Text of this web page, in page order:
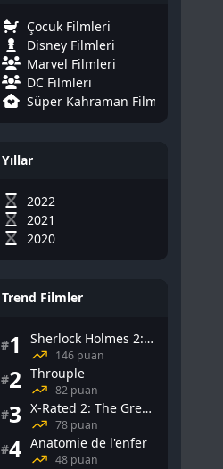
Çocuk Filmleri
Disney Filmleri
Marvel Filmleri
DC Filmleri
Süper Kahraman Filmleri
Yıllar
2022
2021
2020
Trend Filmler
#1 Sherlock Holmes 2: Gölge Oyunları
146 puan
#2 Throuple
82 puan
#3 X-Rated 2: The Greatest Adult Stars of All-Time
78 puan
#4 Anatomie de l'enfer
48 puan